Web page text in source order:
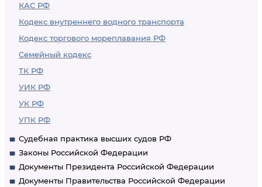
КАС РФ
Кодекс внутреннего водного транспорта
Кодекс торгового мореплавания РФ
Семейный кодекс
ТК РФ
УИК РФ
УК РФ
УПК РФ
Судебная практика высших судов РФ
Законы Российской Федерации
Документы Президента Российской Федерации
Документы Правительства Российской Федерации